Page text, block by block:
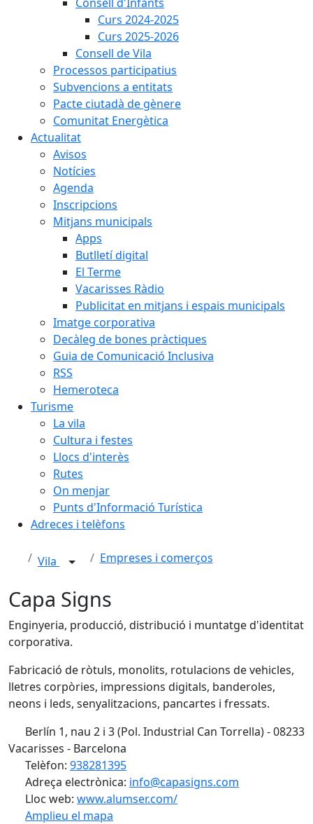
Curs 2024-2025
Curs 2025-2026
Consell de Vila
Processos participatius
Subvencions a entitats
Pacte ciutadà de gènere
Comunitat Energètica
Actualitat
Avisos
Notícies
Agenda
Inscripcions
Mitjans municipals
Apps
Butlletí digital
El Terme
Vacarisses Ràdio
Publicitat en mitjans i espais municipals
Imatge corporativa
Decàleg de bones pràctiques
Guia de Comunicació Inclusiva
RSS
Hemeroteca
Turisme
La vila
Cultura i festes
Llocs d'interès
Rutes
On menjar
Punts d'Informació Turística
Adreces i telèfons
Vila Empreses i comerços
Capa Signs
Enginyeria, producció, distribució i muntatge d'identitat
corporativa.
Fabricació de ròtuls, monolits, rotulacions de vehicles,
lletres corpòries, impressions digitals, banderoles,
neons i leds, senyalitzacions, pancartes i fressats.
Berlín 1, nau 2 i 3 (Pol. Industrial Can Torrella) - 08233
Vacarisses - Barcelona
Telèfon: 938281395
Adreça electrònica: info@capasigns.com
Lloc web: www.alumser.com/
Amplieu el mapa